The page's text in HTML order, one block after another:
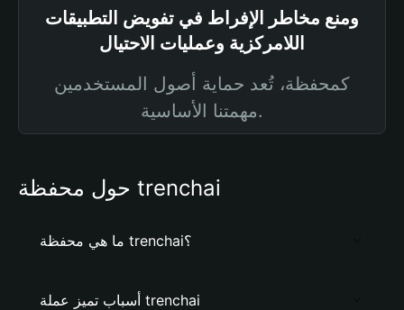
ومنع مخاطر الإفراط في تفويض التطبيقات
اللامركزية وعمليات الاحتيال
كمحفظة، تُعد حماية أصول المستخدمين
مهمتنا الأساسية.
حول محفظة trenchai
ما هي محفظة trenchai؟
أسباب تميز عملة trenchai